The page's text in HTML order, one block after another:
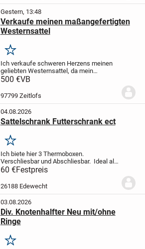
Gestern, 13:48
Verkaufe meinen maßangefertigten
Westernsattel
Merken
Ich verkaufe schweren Herzens meinen
geliebten Westernsattel, da mein
Haflinger inzwischen zu alt geworden ist
kann.Der Sattel ist maßangefertigt,
500 €VB
97799 Zeitlofs
04.08.2026
Sattelschrank Futterschrank ect
Merken
Ich biete hier 3 Thermoboxen.
Verschliesbar und Abschliesbar. Ideal als
Sattelschrank, Futterschrank, Umbau
zum Heubedampfer, Getränkekisten kühl
halten ect. Hält alles trocken und
60 €Festpreis
26188 Edewecht
03.08.2026
Div. Knotenhalfter Neu mit/ohne
Ringe
Merken